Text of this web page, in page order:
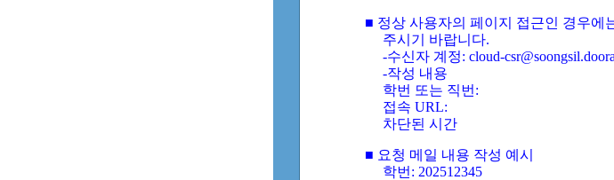
■ 정상 사용자의 페이지 접근인 경우에
주시기 바랍니다.
-수신자 계정: cloud-
-작성 내용
학번 또는 직번:
접속 URL:
차단된 시간
■ 요청 메일 내용 작성 예시
학번: 202512345